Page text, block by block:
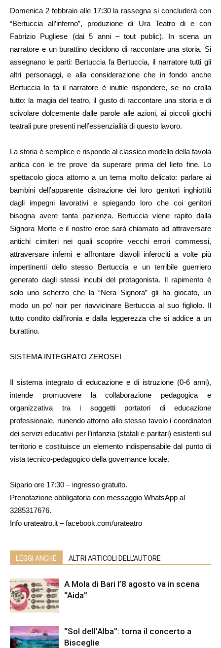
Domenica 2 febbraio alle 17:30 la rassegna si concluderà con
“Bertuccia all’inferno”, produzione di Ura Teatro di e con
Fabrizio Pugliese (dai 5 anni – tout public). In scena un
narratore e un burattino decidono di raccontare una storia. Si
assegnano le parti: Bertuccia fa Bertuccia, il narratore tutti gli
altri personaggi, e alla considerazione che in fondo anche
Bertuccia lo fa il narratore è inutile rispondere, se no crolla
tutto: la magia del teatro, il gusto di raccontare una storia e di
scivolare dolcemente dalle parole alle azioni, ai piccoli giochi
teatrali pure presenti nell’essenzialità di questo lavoro.
La storia è semplice e risponde al classico modello della favola
antica con le tre prove da superare prima del lieto fine. Lo
spettacolo gioca attorno a un tema molto delicato: parlare ai
bambini dell’apparente distrazione dei loro genitori inghiottiti
dagli impegni lavorativi e spiegando loro che coi genitori
bisogna avere tanta pazienza. Bertuccia viene rapito dalla
Signora Morte e il nostro eroe sarà chiamato ad attraversare
antichi cimiteri nei quali scoprire vecchi errori commessi,
attraversare inferni e affrontare diavoli inferociti a volte più
impertinenti dello stesso Bertuccia e un terribile guerriero
generato dagli stessi incubi del protagonista. Il rapimento è
solo uno scherzo che la “Nera Signora” gli ha giocato, un
modo un po’ noir per riavvicinare Bertuccia al suo figliolo. Il
tutto condito dall’ironia e dalla leggerezza che si addice a un
burattino.
SISTEMA INTEGRATO ZEROSEI
Il sistema integrato di educazione e di istruzione (0-6 anni),
intende promuovere la collaborazione pedagogica e
organizzativa tra i soggetti portatori di educazione
professionale, riunendo attorno allo stesso tavolo i coordinatori
dei servizi educativi per l’infanzia (statali e paritari) esistenti sul
territorio e costituisce un elemento indispensabile dal punto di
vista tecnico-pedagogico della governance locale.
Sipario ore 17:30 – ingresso gratuito.
Prenotazione obbligatoria con messaggio WhatsApp al
3285317676.
Info urateatro.it – facebook.com/urateatro
LEGGI ANCHE ALTRI ARTICOLI DELL'AUTORE
A Mola di Bari l’8 agosto va in scena
“Aida”
“Sol dell’Alba”: torna il concerto a
Bisceglie